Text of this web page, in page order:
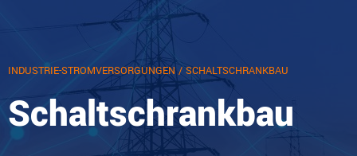
INDUSTRIE-STROMVERSORGUNGEN/ SCHALTSCHRANKBAU
Schaltschrankbau